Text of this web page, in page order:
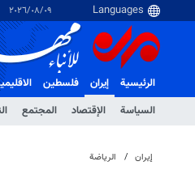
٠٩‏/٠٨‏/٢٠٢٦
الرئيسية
إيران
السياسة
الإقتصاد المجتمع
فلسطین
إيران الرياضة